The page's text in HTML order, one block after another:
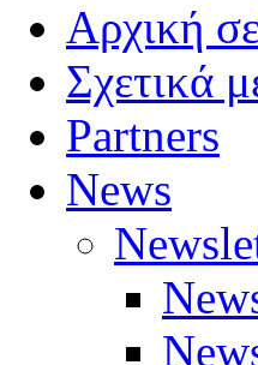
Αρχική
Σχετικά
Partners
News